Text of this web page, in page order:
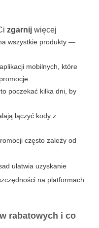
zgarnij więcej
wszystkie produkty —
mobilnych, które
poczekać kilka dni, by
łączyć kody z
często zależy od
ułatwia uzyskanie
na platformach
rabatowych i co